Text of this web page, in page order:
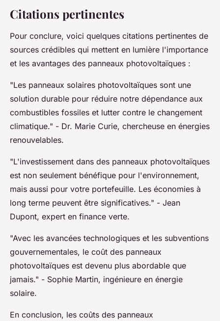
Citations pertinentes
Pour conclure, voici quelques citations pertinentes de
sources crédibles qui mettent en lumière l'importance
et les avantages des panneaux photovoltaïques :
"Les panneaux solaires photovoltaïques sont une
solution durable pour réduire notre dépendance aux
combustibles fossiles et lutter contre le changement
climatique." - Dr. Marie Curie, chercheuse en énergies
renouvelables.
"L'investissement dans des panneaux photovoltaïques
est non seulement bénéfique pour l'environnement,
mais aussi pour votre portefeuille. Les économies à
long terme peuvent être significatives." - Jean
Dupont, expert en finance verte.
"Avec les avancées technologiques et les subventions
gouvernementales, le coût des panneaux
photovoltaïques est devenu plus abordable que
jamais." - Sophie Martin, ingénieure en énergie
solaire.
En conclusion, les coûts des panneaux